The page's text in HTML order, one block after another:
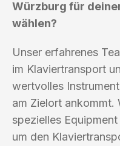
Würzburg für
wählen?
Unser erfahrenes
im Klaviertransport
wertvolles
am Zielort ankommt.
spezielles
um den